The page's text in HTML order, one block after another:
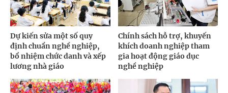
Dự kiến sửa một số quy
định chuẩn nghề nghiệp,
bổ nhiệm chức danh và xếp
lương nhà giáo
Chính sách hỗ trợ, khuyến
khích doanh nghiệp tham
gia hoạt động giáo dục
nghề nghiệp